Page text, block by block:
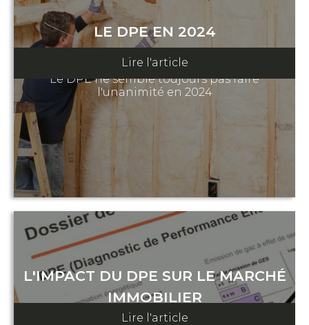
LE DPE EN 2024
05 janvier 2024
Le DPE ne semble toujours pas faire
l'unanimité en 2024
Lire l'article
L'IMPACT DU DPE SUR LE MARCHÉ
IMMOBILIER
Lire l'article